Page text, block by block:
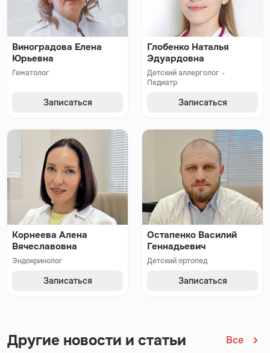
Виноградова Елена
Юрьевна
Гематолог
Записаться
Глобенко Наталья
Эдуардовна
Детский аллерголог
Педиатр
Записаться
Корнеева Алена
Вячеславовна
Эндокринолог
Записаться
Остапенко Василий
Геннадьевич
Детский ортопед
Записаться
Другие новости и статьи Все